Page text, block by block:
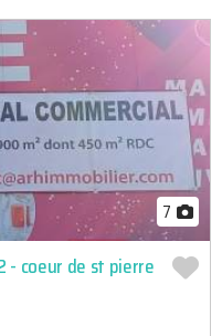
7
- coeur de st pierre